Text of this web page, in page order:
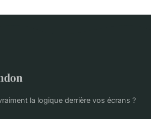
la logique derrière vos écrans ?